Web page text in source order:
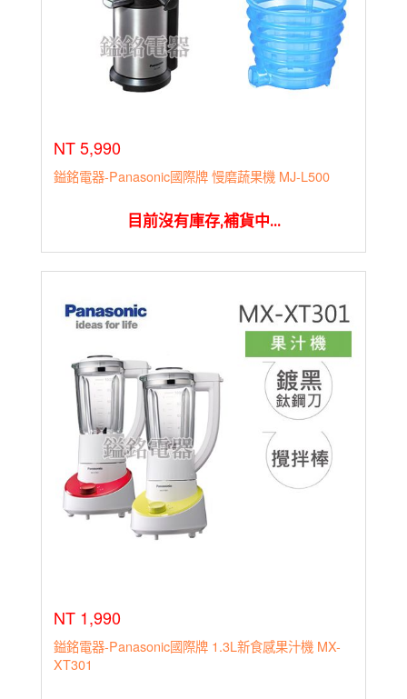
NT 5,990
鎰銘電器-Panasonic國際牌 慢磨蔬果機 MJ-L500
目前沒有庫存,補貨中...
NT 1,990
鎰銘電器-Panasonic國際牌 1.3L新食感果汁機 MX-
XT301